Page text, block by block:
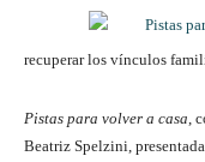
recuperar los vínculos
Pistas para volver a casa ,
Beatriz Spelzini,